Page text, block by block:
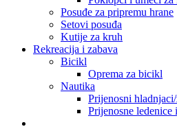
Posuđe za pripremu hrane
Setovi posuđa
Kutije za kruh
Rekreacija i zabava
Bicikl
Oprema za bicikl
Nautika
Prijenosni
Prijenosne ledenice